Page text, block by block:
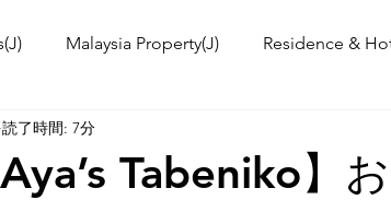
Malaysia Property(J) Residence &
kitchen(J)
Tabeniko】
読了時間: 7分